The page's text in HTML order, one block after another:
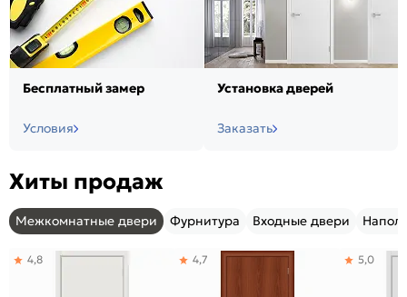
Бесплатный замер
Условия
Установка дверей
Заказать
Хиты продаж
Межкомнатные двери Фурнитура Входные двери
4,8 4,7 5,0